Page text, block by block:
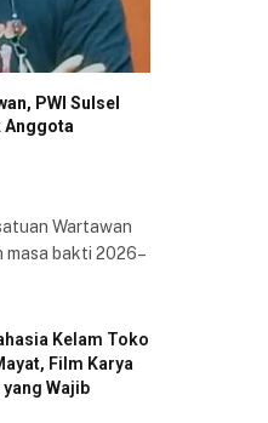
PWI Sulsel
Anggota
Wartawan
masa bakti 2026–
Kelam Toko
Film Karya
Wajib